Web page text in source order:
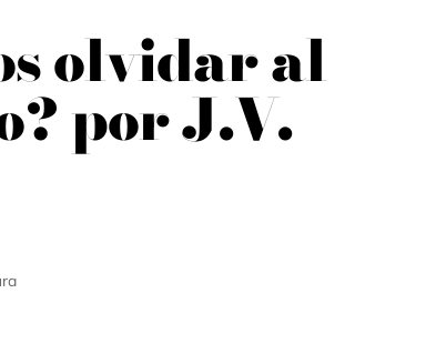
olvidar al
por J.V.